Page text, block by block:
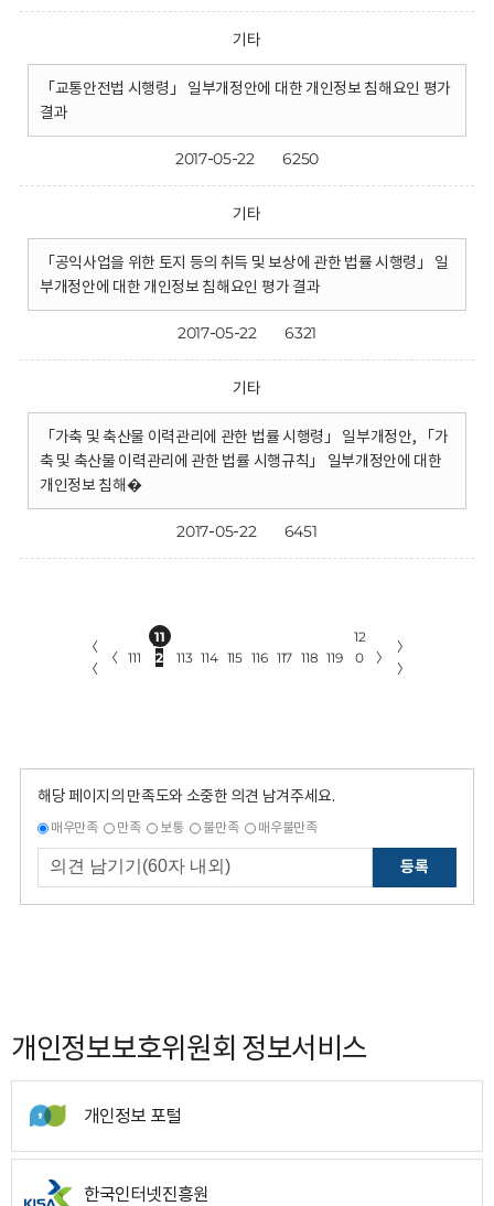
기타
「교통안전법 시행령」 일부개정안에 대한 개인정보 침해요인 평가
결과
2017-05-22 6250
기타
「공익사업을 위한 토지 등의 취득 및 보상에 관한 법률 시행령」 일
부개정안에 대한 개인정보 침해요인 평가 결과
2017-05-22 6321
기타
「가축 및 축산물 이력관리에 관한 법률 시행령」 일부개정안, 「가
축 및 축산물 이력관리에 관한 법률 시행규칙」 일부개정안에 대한
개인정보 침해�
2017-05-22 6451
〈
〈
〈 111
11
2
113 114 115 116 117 118 119
12
0
〉
〉
〉
해당 페이지의 만족도와 소중한 의견 남겨주세요.
매우만족 만족 보통 불만족 매우불만족
등록
개인정보보호위원회 정보서비스
개인정보 포털
한국인터넷진흥원